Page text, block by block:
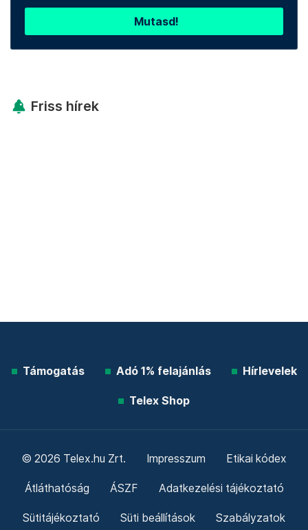
Mutasd!
Friss hírek
Támogatás Adó 1% felajánlás Hírlevelek
Telex Shop
© 2026 Telex.hu Zrt. Impresszum Etikai kódex
Átláthatóság ÁSZF Adatkezelési tájékoztató
Sütitájékoztató Süti beállítások Szabályzatok